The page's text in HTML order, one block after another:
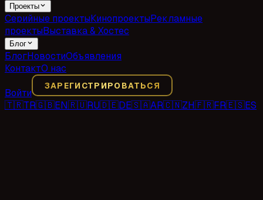
Проекты
Серийные проектыКинопроектыРекламные
проектыВыставка & Хостес
Блог
БлогНовостиОбъявления
КонтактО нас
Войти
ЗАРЕГИСТРИРОВАТЬСЯ
🇹🇷TR🇬🇧EN🇷🇺RU🇩🇪DE🇸🇦AR🇨🇳ZH🇫🇷FR🇪🇸ES